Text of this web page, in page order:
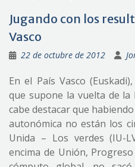
Jugando con los
Vasco
22 de octubre de 2012
En el País Vasco
que supone la vuelta de la
cabe destacar que
autonómica no están los
Unida – Los verdes (IU-
encima de Unión,